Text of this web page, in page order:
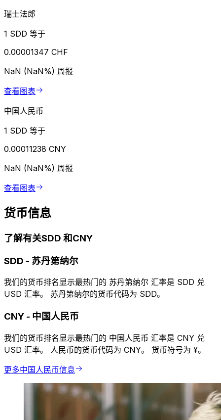
瑞士法郎
1 SDD 等于
0.00001347 CHF
NaN (NaN%) 周报
查看图表
中国人民币
1 SDD 等于
0.00011238 CNY
NaN (NaN%) 周报
查看图表
货币信息
了解有关SDD 和CNY
SDD - 苏丹第纳尔
我们的货币排名显示最热门的 苏丹第纳尔 汇率是 SDD 兑
USD 汇率。 苏丹第纳尔的货币代码为 SDD。
CNY - 中国人民币
我们的货币排名显示最热门的 中国人民币 汇率是 CNY 兑
USD 汇率。 人民币的货币代码为 CNY。 货币符号为 ¥。
更多中国人民币信息